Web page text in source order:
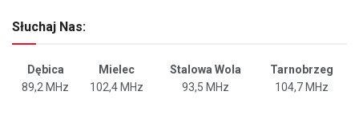
Słuchaj Nas:
Dębica Mielec Stalowa Wola
Tarnobrzeg
89,2 MHz
102,4 MHz 93,5 MHz 104,7 MHz